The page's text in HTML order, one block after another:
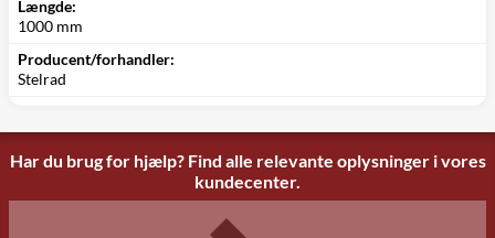
Længde:
1000 mm
Producent/forhandler:
Stelrad
Har du brug for hjælp? Find alle relevante oplysninger i vores
kundecenter.